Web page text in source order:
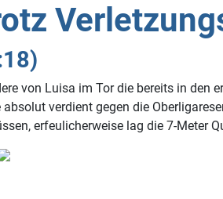
von Luisa im Tor die bereits in den
verdient gegen die
erfeulicherweise lag die 7-Meter